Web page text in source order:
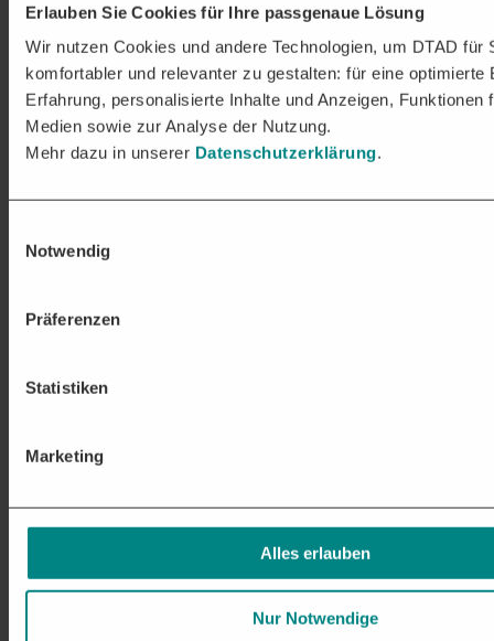
Erlauben Sie Cookies für Ihre passgenaue Lösung
Wir nutzen Cookies und andere Technologien, um DTAD für
komfortabler und relevanter zu gestalten: für eine optimierte
Erfahrung, personalisierte Inhalte und Anzeigen, Funktionen
Medien sowie zur Analyse der Nutzung.
Mehr dazu in unserer Datenschutzerklärung.
Notwendig
Präferenzen
Statistiken
Marketing
Alles erlauben
Nur Notwendige